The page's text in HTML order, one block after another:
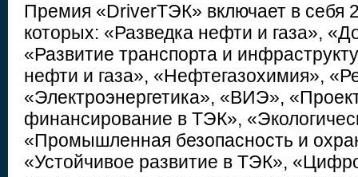
Премия «DriverТЭК» включает в себя
которых: «Разведка нефти и газа»,
«Развитие транспорта и
нефти и газа», «Нефтегазохимия»,
«Электроэнергетика», «ВИЭ»,
финансирование в ТЭК»,
«Промышленная безопасность и
«Устойчивое развитие в ТЭК»,